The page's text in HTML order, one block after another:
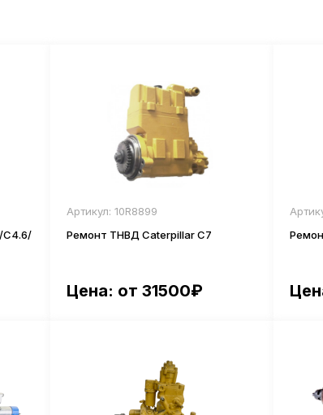
С4.6/
Цена: от 31500₽
Ремонт ТНВД Caterpillar С7
Артикул: 10R8899